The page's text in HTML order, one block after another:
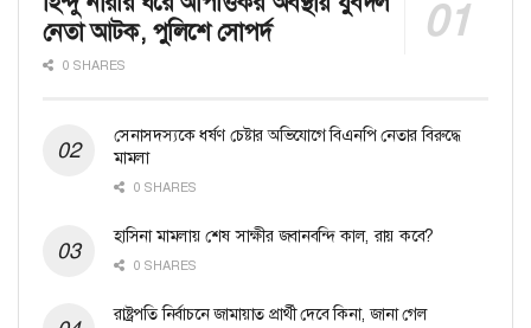
নেতা আটক, পুলিশে সোপর্দ
0 SHARES
সেনাসদস্যকে ধর্ষণ চেষ্টার অভিযোগে বিএনপি নেতার বিরুদ্ধে
মামলা
0 SHARES
হাসিনা মামলায় শেষ সাক্ষীর জবানবন্দি কাল, রায় কবে?
0 SHARES
রাষ্ট্রপতি নির্বাচনে জামায়াত প্রার্থী দেবে কিনা, জানা গেল